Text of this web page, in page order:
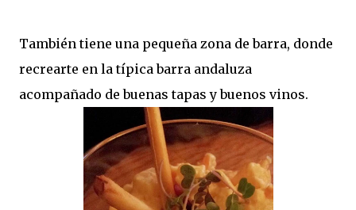
También tiene una pequeña zona de barra, donde
recrearte en la típica barra andaluza
acompañado de buenas tapas y buenos vinos.